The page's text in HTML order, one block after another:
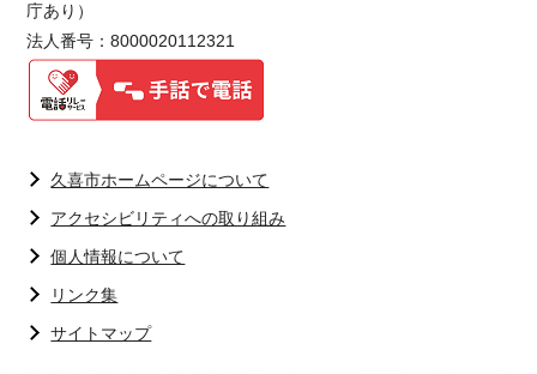
庁あり）
法人番号：8000020112321
久喜市ホームページについて
アクセシビリティへの取り組み
個人情報について
リンク集
サイトマップ